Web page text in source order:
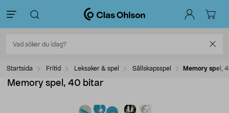
Startsida Fritid Leksaker & spel Sällskapsspel Memory spel,
Memory spel, 40 bitar